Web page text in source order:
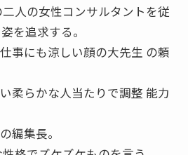
人の女性コンサルタントを従
を追求する。
にも涼しい顔の大先生 の頼
らかな人当たりで調整 能力
集長。